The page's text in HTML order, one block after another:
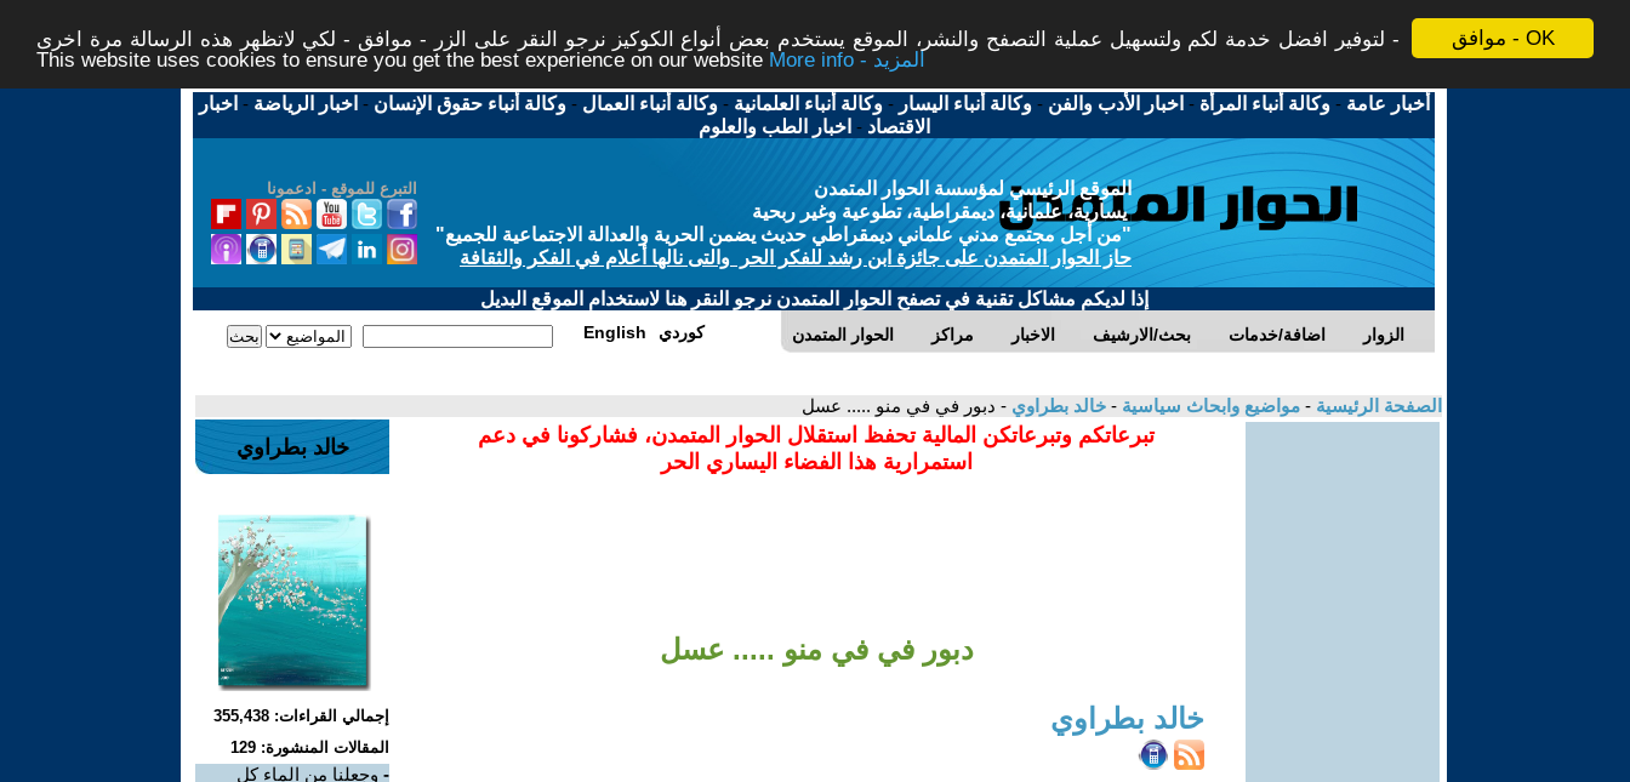
موافق - OK
لتوفير افضل خدمة لكم ولتسهيل عملية التصفح والنشر، الموقع يستخدم بعض أنواع الكوكيز نرجو النقر على الزر - موافق - لكي لاتظهر هذه الرسالة مرة اخرى -
This website uses cookies to ensure you get the best experience on our website
More info - المزيد
أخبار عامة -وكالة أنباء المرأة - اخبار الأدب والفن -وكالة أنباء اليسار -وكالة أنباء العلمانية -وكالة أنباء العمال -وكالة أنباء حقوق الإنسان - اخبار الرياضة - اخبار
الاقتصاد - اخبار الطب والعلوم
التبرع للموقع - ادعمونا
الموقع الرئيسي لمؤسسة الحوار المتمدن
يسارية، علمانية، ديمقراطية، تطوعية وغير ربحية
"من أجل مجتمع مدني علماني ديمقراطي حديث يضمن الحرية والعدالة الاجتماعية للجميع"
حاز الحوار المتمدن على جائزة ابن رشد للفكر الحر والتى نالها أعلام في الفكر والثقافة
إذا لديكم مشاكل تقنية في تصفح الحوار المتمدن نرجو النقر هنا لاستخدام الموقع البديل
الحوار المتمدن مراكز الاخبار بحث/الارشيف اضافة/خدمات الزوار English كوردي
الصفحة الرئيسية - مواضيع وابحاث سياسية - خالد بطراوي - دبور في في منو ..... عسل
تبرعاتكم وتبرعاتكن المالية تحفظ استقلال الحوار المتمدن، فشاركونا في دعم
استمرارية هذا الفضاء اليساري الحر
دبور في في منو ..... عسل
خالد بطراوي
خالد بطراوي
إجمالي القراءات: 355,438
المقالات المنشورة: 129
- وجعلنا من الماء كل